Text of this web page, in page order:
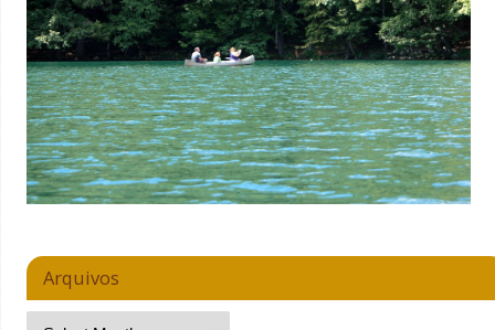
Arquivos